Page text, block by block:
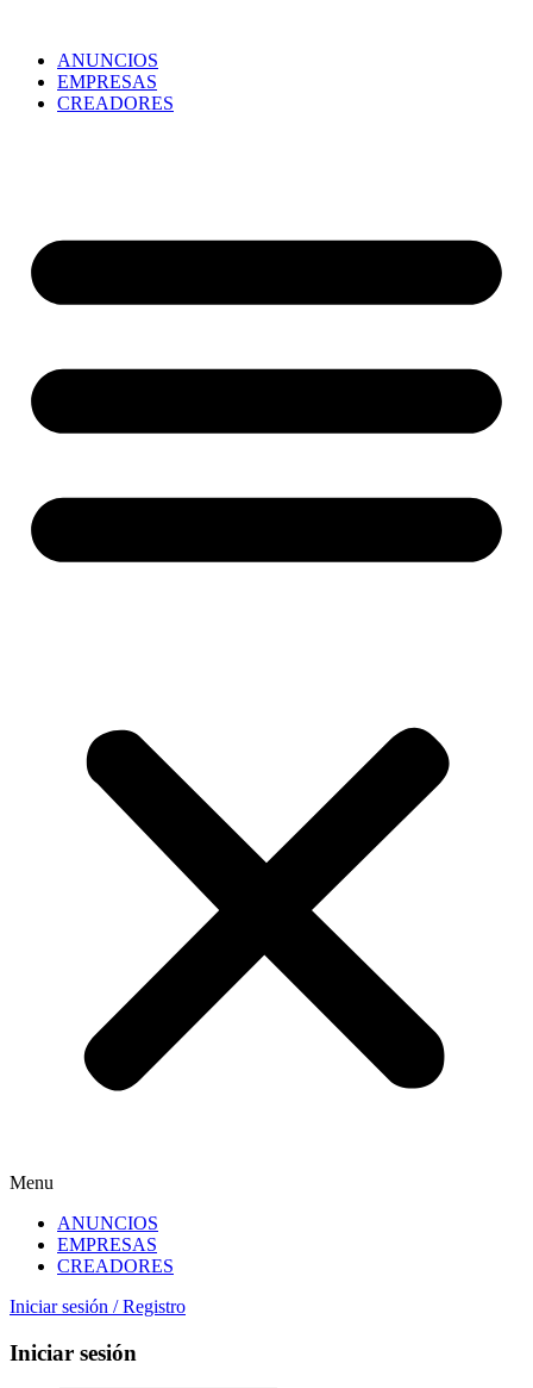
ANUNCIOS
EMPRESAS
CREADORES
Menu
ANUNCIOS
EMPRESAS
CREADORES
Iniciar sesión / Registro
Iniciar sesión